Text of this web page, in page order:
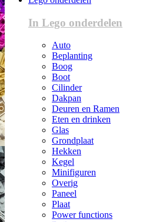
In Lego onderdelen
Auto
Beplanting
Boog
Boot
Cilinder
Dakpan
Deuren en Ramen
Eten en drinken
Glas
Grondplaat
Hekken
Kegel
Minifiguren
Overig
Paneel
Plaat
Power functions